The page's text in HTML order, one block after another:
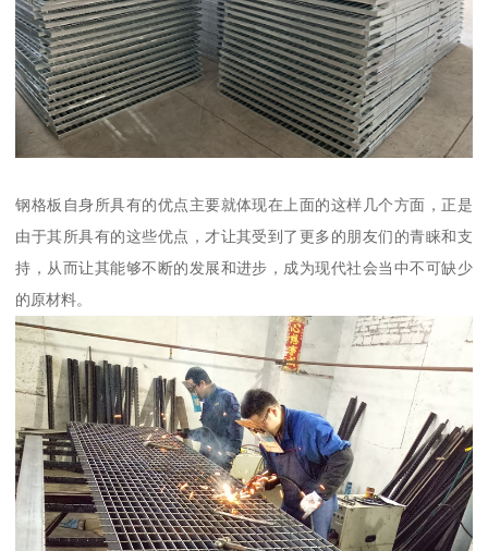
钢格板自身所具有的优点主要就体现在上面的这样几个方面，正是
由于其所具有的这些优点，才让其受到了更多的朋友们的青睐和支
持，从而让其能够不断的发展和进步，成为现代社会当中不可缺少
的原材料。